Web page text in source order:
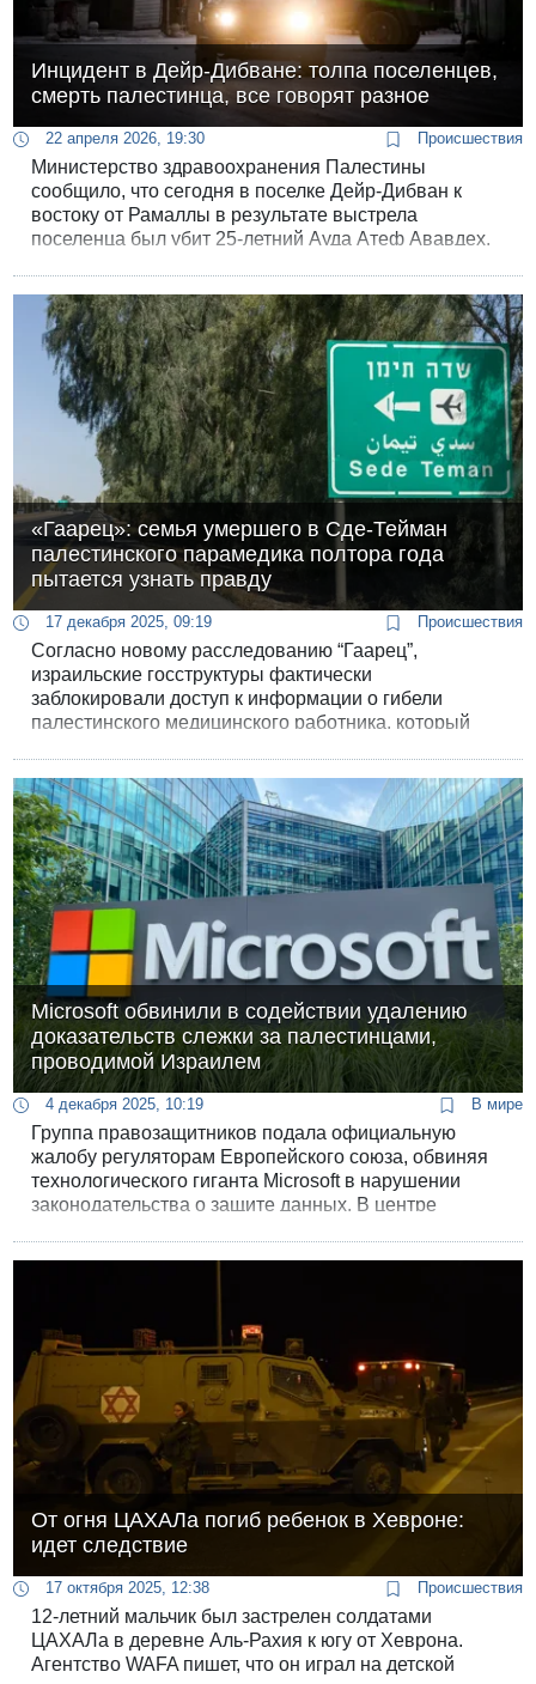
Инцидент в Дейр-Дибване: толпа поселенцев,
смерть палестинца, все говорят разное
22 апреля 2026, 19:30 Происшествия
Министерство здравоохранения Палестины
сообщило, что сегодня в поселке Дейр-Дибван к
востоку от Рамаллы в результате выстрела
поселенца был убит 25-летний Ауда Атеф Ававдех.
«Гаарец»: семья умершего в Сде-Тейман
палестинского парамедика полтора года
пытается узнать правду
17 декабря 2025, 09:19 Происшествия
Согласно новому расследованию “Гаарец”,
израильские госструктуры фактически
заблокировали доступ к информации о гибели
палестинского медицинского работника, который
Несмотря на вмешательство суда и проведение
судебно-медицинской экспертизы, обстоятельства
его смерти остаются засекреченными.
Microsoft обвинили в содействии удалению
доказательств слежки за палестинцами,
проводимой Израилем
4 декабря 2025, 10:19 В мире
Группа правозащитников подала официальную
жалобу регуляторам Европейского союза, обвиняя
технологического гиганта Microsoft в нарушении
законодательства о защите данных. В центре
масштабной слежке за палестинцами.
От огня ЦАХАЛа погиб ребенок в Хевроне:
идет следствие
17 октября 2025, 12:38 Происшествия
12-летний мальчик был застрелен солдатами
ЦАХАЛа в деревне Аль-Рахия к югу от Хеврона.
Агентство WAFA пишет, что он играл на детской